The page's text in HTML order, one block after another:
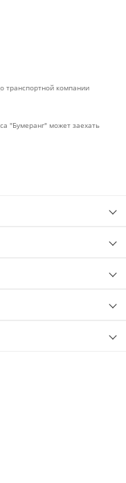
транспортной компании
"Бумеранг" может заехать